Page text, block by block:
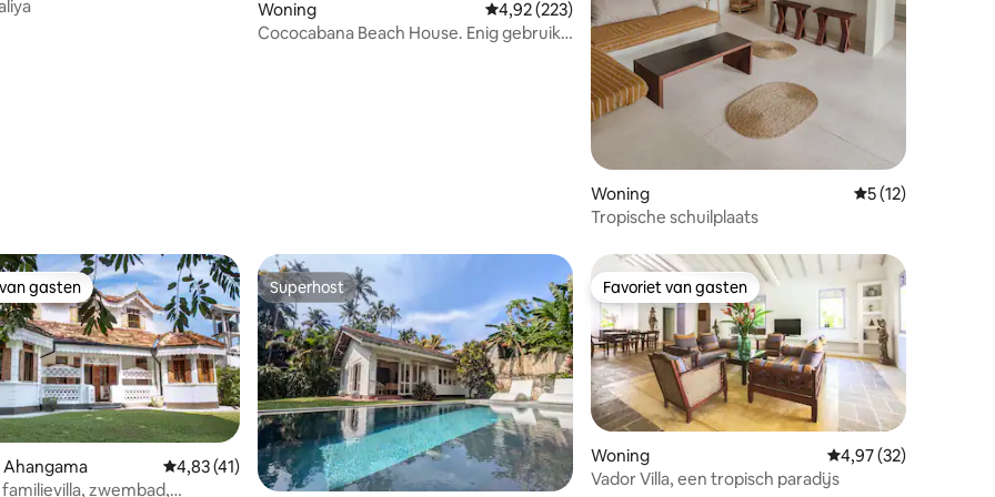
van 4,9 op 5, 140 recensies Woning Gemiddelde beoordeling van 4,92 op 5, 223 recensies
4,92 (223)
Cococabana Beach House. Enig gebruik
Woning Gemiddelde
5 (12)
Tropische schuilplaats
gasten
gasten
Ahangama Gemiddelde beoordeling van 4,83 op 5, 41 recensies
4,83 (41)
zwembad,
Superhost
Superhost Favoriet van gasten
Favoriet van gasten
Woning Gemiddelde
4,97 (32)
Vador Villa, een tropisch paradijs